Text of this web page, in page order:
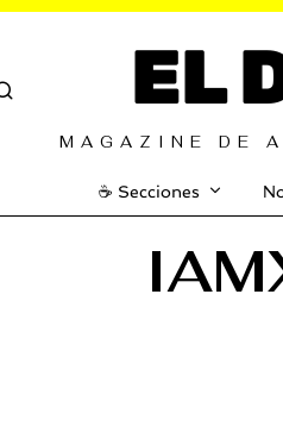
EL
MAGAZINE DE
☕️ Secciones